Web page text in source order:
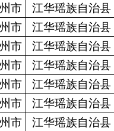
市
江华瑶族自治县
市
江华瑶族自治县
市
江华瑶族自治县
市
江华瑶族自治县
市
江华瑶族自治县
市
江华瑶族自治县
市
江华瑶族自治县